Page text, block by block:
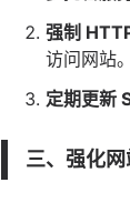
强制
访问网站。
定期更新
三、强化